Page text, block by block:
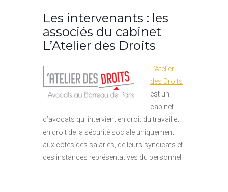
Les intervenants : les
associés du cabinet
L’Atelier des Droits
L’Atelier
des Droits
est un
cabinet
d’avocats qui intervient en droit du travail et
en droit de la sécurité sociale uniquement
aux côtés des salariés, de leurs syndicats et
des instances représentatives du personnel.